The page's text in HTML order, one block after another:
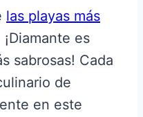
las playas más
es
sabrosas! Cada
de
en este